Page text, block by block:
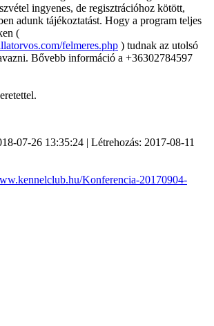
ingyenes, de regisztrációhoz kötött,
adunk tájékoztatást. Hogy a program teljes
(
felmeres.php ) tudnak az utolsó
Bővebb információ a +36302784597
07-26 13:35:24 | Létrehozás: 2017-08-11
Konferencia-20170904-